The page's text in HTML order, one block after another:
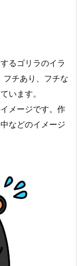
るゴリラのイラ
チあり、フチな
います。
メージです。作
などのイメージ